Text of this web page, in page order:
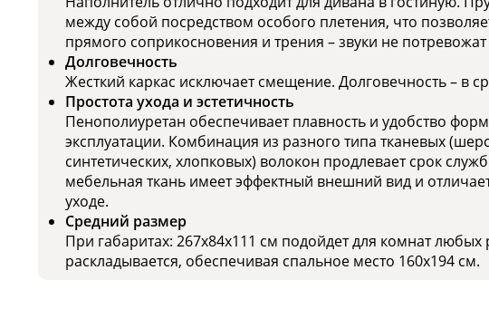
между собой посредством особого плетения, что
прямого соприкосновения и трения – звуки не
Долговечность
Жесткий каркас исключает смещение. Долговечность – в
Простота ухода и эстетичность
Пенополиуретан обеспечивает плавность и удобство
эксплуатации. Комбинация из разного типа тканевых
синтетических, хлопковых) волокон продлевает срок
мебельная ткань имеет эффектный внешний вид и
уходе.
Средний размер
При габаритах: 267x84x111 см подойдет для комнат любых
раскладывается, обеспечивая спальное место 160x194 см.